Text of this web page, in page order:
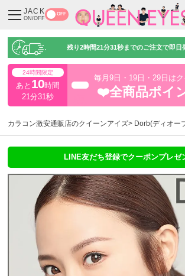
JACK
ON/OFF
OFF
残り2時間21分30秒までのご注文で即日
24時間限定
あと 10時間
21分31秒
毎月9日・19日・29日は
❤️全商品ポイ
カラコン激安通販店のクイーンアイズ Dorb(ディオー
LINE友だち登録でクーポンプレゼ